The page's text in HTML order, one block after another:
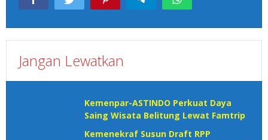
Jangan Lewatkan
Kemenpar-ASTINDO Perkuat Daya
Saing Wisata Belitung Lewat Famtrip
Kemenekraf Susun Draft RPP